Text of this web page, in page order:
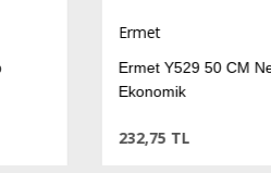
Ermet
Ermet Y529 50 CM
Ekonomik
232,75 TL